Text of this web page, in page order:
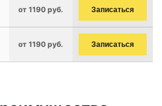
от 1190 руб. Записаться
от 1190 руб. Записаться